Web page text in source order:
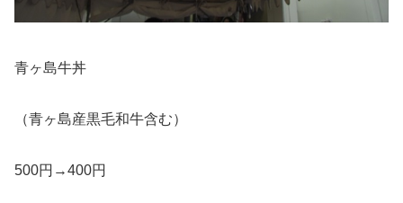
青ヶ島牛丼
（青ヶ島産黒毛和牛含む）
500円→400円